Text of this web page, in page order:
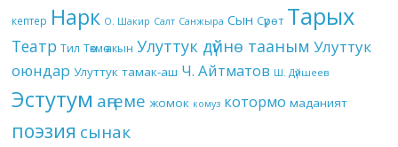
кептер Нарк О. Шакир Салт Санжыра Сын Сүрөт Тарых
Театр Тил Төкмө акын Улуттук дүйнө тааным Улуттук
оюндар Улуттук тамак-аш Ч. Айтматов Ш. Дүйшеев
Эстутум аңгеме жомок комуз котормо маданият
поэзия сынак